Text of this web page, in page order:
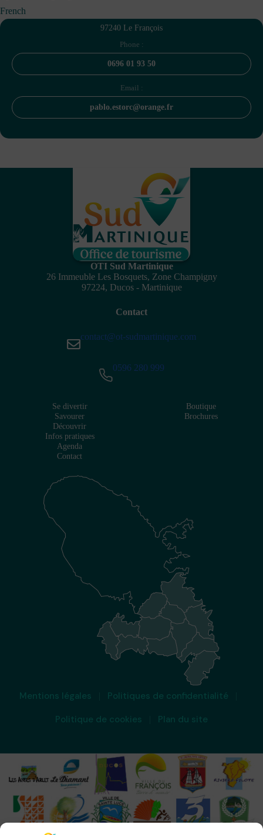
French
97240 Le François
Phone :
0696 01 93 50
Email :
pablo.estorc@orange.fr
OTI Sud Martinique
26 Immeuble Les Bosquets, Zone Champigny
97224, Ducos - Martinique
Contact
contact@ot-sudmartinique.com
0596 280 999
Se divertir
Savourer
Découvrir
Infos pratiques
Agenda
Contact
Boutique
Brochures
Mentions légales
Politiques de confidentialité
Politique de cookies
Plan du site